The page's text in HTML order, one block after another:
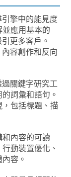
擎中的能見度
應用基本的
更多客戶。
容創作和反向
關鍵字研究工
詞彙和語句。
包括標題、描
內容的可讀
動裝置優化、
容。